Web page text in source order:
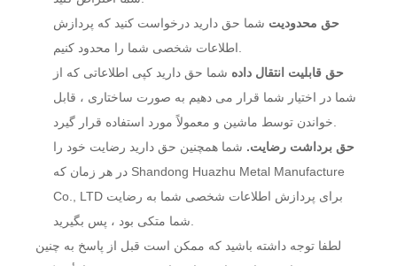
حق محدودیت شما حق دارید درخواست کنید که پردازش
حق قابلیت انتقال داده شما حق دارید کپی اطلاعاتی که از
شما در اختیار شما قرار می دهیم به صورت ساختاری ، قابل
حق برداشت رضایت. شما همچنین حق دارید رضایت خود را
در هر زمان که Shandong Huazhu Metal Manufacture
Co., LTD برای پردازش اطلاعات شخصی شما به رضایت
لطفا توجه داشته باشید که ممکن است قبل از پاسخ به چنین